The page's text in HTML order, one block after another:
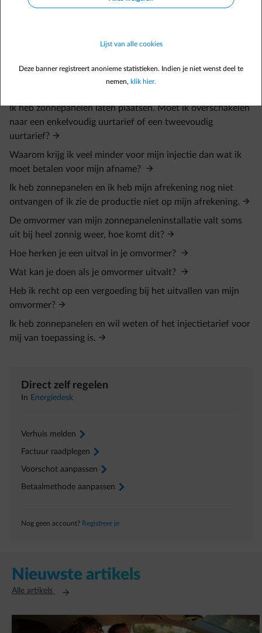
Aan wie moet ik de plaatsing van zonnepanelen melden?
Hoe lang moet ik wachten op de installatie van mijn
Ik heb zonnepanelen laten plaatsen. Moet ik overschakelen
naar een enkelvoudig uurtarief of een tweevoudig
uurtarief?
Waarom krijg ik veel minder voor mijn injectie dan wat ik
moet betalen voor mijn afname?
Ik heb zonnepanelen en ik heb mijn afrekening nog niet
ontvangen of ik zie de productie niet op mijn afrekening.
De omvormer van mijn zonnepaneleninstallatie valt soms
uit bij heel zonnig weer, hoe komt dit?
Hoe herken je een uitval in je omvormer?
Wat kan je doen als je omvormer uitvalt?
Heb ik recht op een vergoeding bij het uitvallen van mijn
omvormer?
Ik heb zonnepanelen en wil weten of het injectietarief voor
mij van toepassing is.
Direct zelf regelen
In Energiedesk
Verhuis melden arrow-right
Factuur raadplegen arrow-right
Voorschot aanpassen arrow-right
Betaalmethode aanpassen arrow-right
Nog geen account? Registreer je
Nieuwste artikels
Alle artikels Opent in een nieuw tabblad
Lijst van alle cookies
Deze banner registreert anonieme statistieken. Indien je niet wenst deel te
nemen, klik hier.